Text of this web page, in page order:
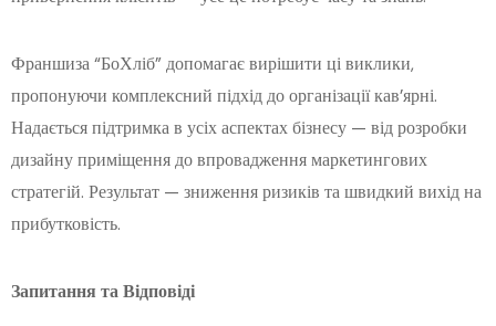
Франшиза “БоХліб” допомагає вирішити ці виклики,
пропонуючи комплексний підхід до організації кав’ярні.
Надається підтримка в усіх аспектах бізнесу — від розробки
дизайну приміщення до впровадження маркетингових
стратегій. Результат — зниження ризиків та швидкий вихід на
прибутковість.
Запитання та Відповіді